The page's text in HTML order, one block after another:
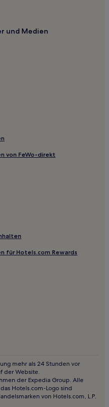
und Medien
von FeWo-direkt
für Hotels.com Rewards
mehr als 24 Stunden vor
der Website.
der Expedia Group. Alle
Hotels.com-Logo sind
von Hotels.com, L.P.